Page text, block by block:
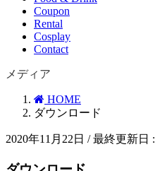
Coupon
Rental
Cosplay
Contact
メディア
HOME
ダウンロード
2020年11月22日 / 最終更新日 :